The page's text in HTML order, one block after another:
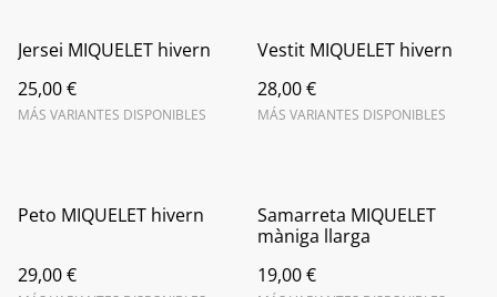
Jersei MIQUELET hivern
25,00 €
MÁS VARIANTES DISPONIBLES
Vestit MIQUELET hivern
28,00 €
MÁS VARIANTES DISPONIBLES
Peto MIQUELET hivern
29,00 €
Samarreta MIQUELET
màniga llarga
19,00 €